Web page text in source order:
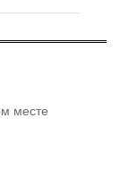
месте